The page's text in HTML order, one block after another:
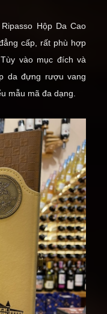
Hộp Da Cao
cấp, rất phù hợp
vào mục đích và
da đựng rượu vang
mẫu mã đa dạng.